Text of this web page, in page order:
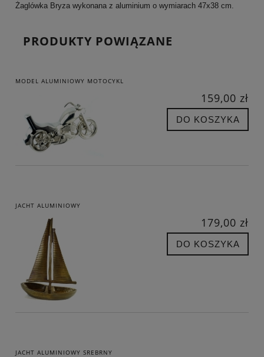
Żaglówka Bryza wykonana z aluminium o wymiarach 47x38 cm.
PRODUKTY POWIĄZANE
MODEL ALUMINIOWY MOTOCYKL
159,00 zł
DO KOSZYKA
JACHT ALUMINIOWY
179,00 zł
DO KOSZYKA
JACHT ALUMINIOWY SREBRNY